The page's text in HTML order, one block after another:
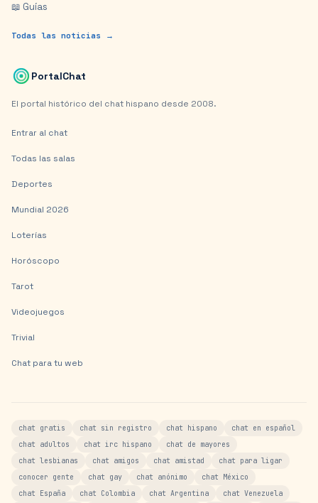
📖 Guías
Todas las noticias →
PortalChat
El portal histórico del chat hispano desde 2008.
Entrar al chat
Todas las salas
Deportes
Mundial 2026
Loterías
Horóscopo
Tarot
Videojuegos
Trivial
Chat para tu web
chat gratis chat sin registro chat hispano
chat en español
chat adultos
chat irc hispano
chat de mayores
chat lesbianas
chat amigos chat amistad
chat para ligar
conocer gente
chat gay chat anónimo
chat México
chat España
chat Colombia chat Argentina chat Venezuela